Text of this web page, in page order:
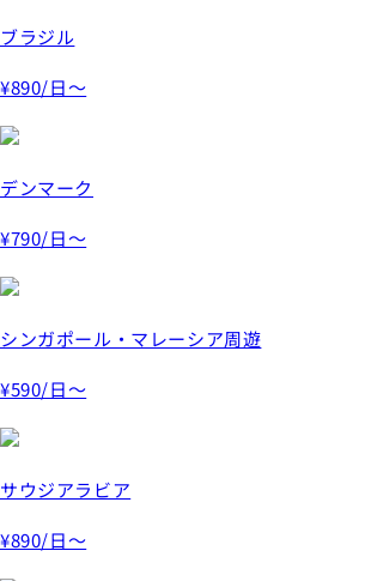
ブラジル
¥890/日～
デンマーク
¥790/日～
シンガポール・マレーシア周遊
¥590/日～
サウジアラビア
¥890/日～